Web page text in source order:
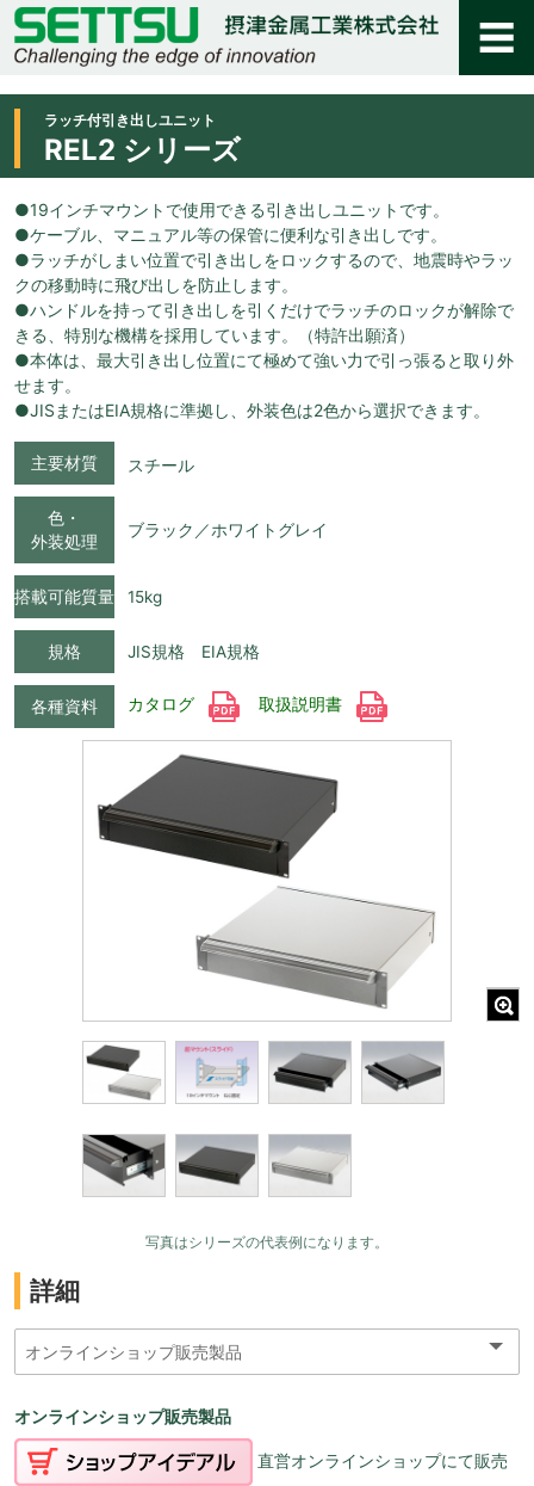
ラッチ付引き出しユニット
REL2 シリーズ
●19インチマウントで使用できる引き出しユニットです。
●ケーブル、マニュアル等の保管に便利な引き出しです。
●ラッチがしまい位置で引き出しをロックするので、地震時やラッ
クの移動時に飛び出しを防止します。
●ハンドルを持って引き出しを引くだけでラッチのロックが解除で
きる、特別な機構を採用しています。（特許出願済）
●本体は、最大引き出し位置にて極めて強い力で引っ張ると取り外
せます。
●JISまたはEIA規格に準拠し、外装色は2色から選択できます。
主要材質 スチール
色・
外装処理
ブラック／ホワイトグレイ
搭載可能質量 15kg
規格 JIS規格 EIA規格
各種資料 カタログ 取扱説明書
写真はシリーズの代表例になります。
詳細
オンラインショップ販売製品
直営オンラインショップにて販売